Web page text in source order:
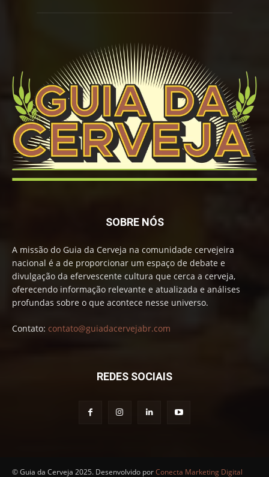
SOBRE NÓS
A missão do Guia da Cerveja na comunidade cervejeira
nacional é a de proporcionar um espaço de debate e
divulgação da efervescente cultura que cerca a cerveja,
oferecendo informação relevante e atualizada e análises
profundas sobre o que acontece nesse universo.
Contato: contato@guiadacervejabr.com
REDES SOCIAIS
© Guia da Cerveja 2025. Desenvolvido porConecta Marketing Digital